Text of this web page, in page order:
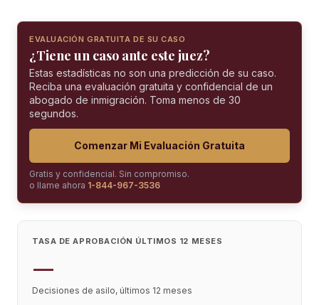
EVALUACIÓN GRATUITA DE SU CASO
¿Tiene un caso ante este juez?
Estas estadísticas no son una predicción de su caso.
Reciba una evaluación gratuita y confidencial de un
abogado de inmigración. Toma menos de 30
segundos.
Comenzar Mi Evaluación Gratuita
Gratis y confidencial. Sin compromiso.
o llame ahora 1-844-967-3536
TASA DE APROBACIÓN ÚLTIMOS 12 MESES
—
Decisiones de asilo, últimos 12 meses